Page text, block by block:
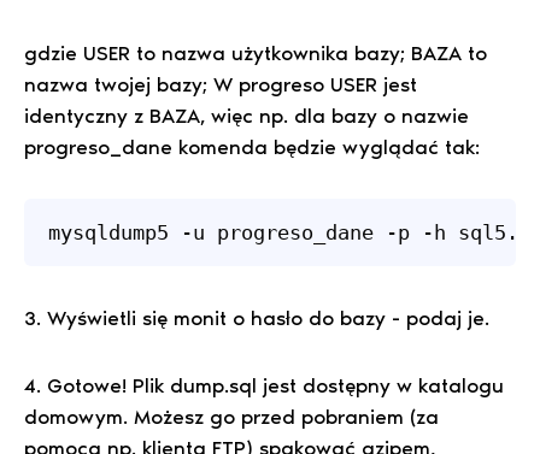
gdzie USER to nazwa użytkownika bazy; BAZA to
nazwa twojej bazy; W progreso USER jest
identyczny z BAZA, więc np. dla bazy o nazwie
progreso_dane komenda będzie wyglądać tak:
mysqldump5 -u progreso_dane -p -h
3. Wyświetli się monit o hasło do bazy - podaj je.
4. Gotowe! Plik dump.sql jest dostępny w katalogu
domowym. Możesz go przed pobraniem (za
pomocą np. klienta FTP) spakować gzipem,